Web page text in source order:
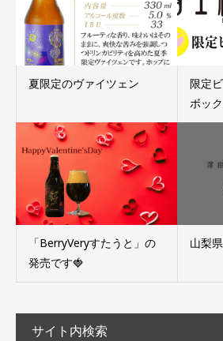
夏限定のヴァイツェン
限定
ボック
「BerryVeryすたうと」の
発売です🍓
山梨
サイト内検索